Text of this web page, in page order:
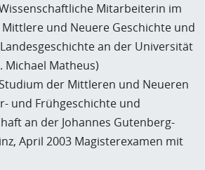
Mitarbeiterin im
und Neuere Geschichte und
an der Universität
Michael Matheus)
der Mittleren und Neueren
und Frühgeschichte und
an der Johannes Gutenberg-
April 2003 Magisterexamen mit